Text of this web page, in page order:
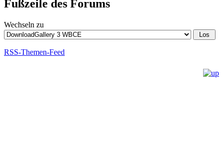
Fußzeile des Forums
Wechseln zu
RSS-Themen-Feed